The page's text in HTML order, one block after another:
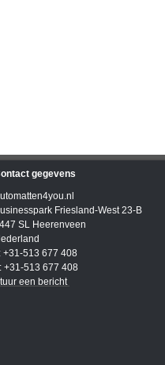
gegevens
Friesland-West 23-B
SL Heerenveen
+31-513 677 408
+31-513 677 408
een bericht